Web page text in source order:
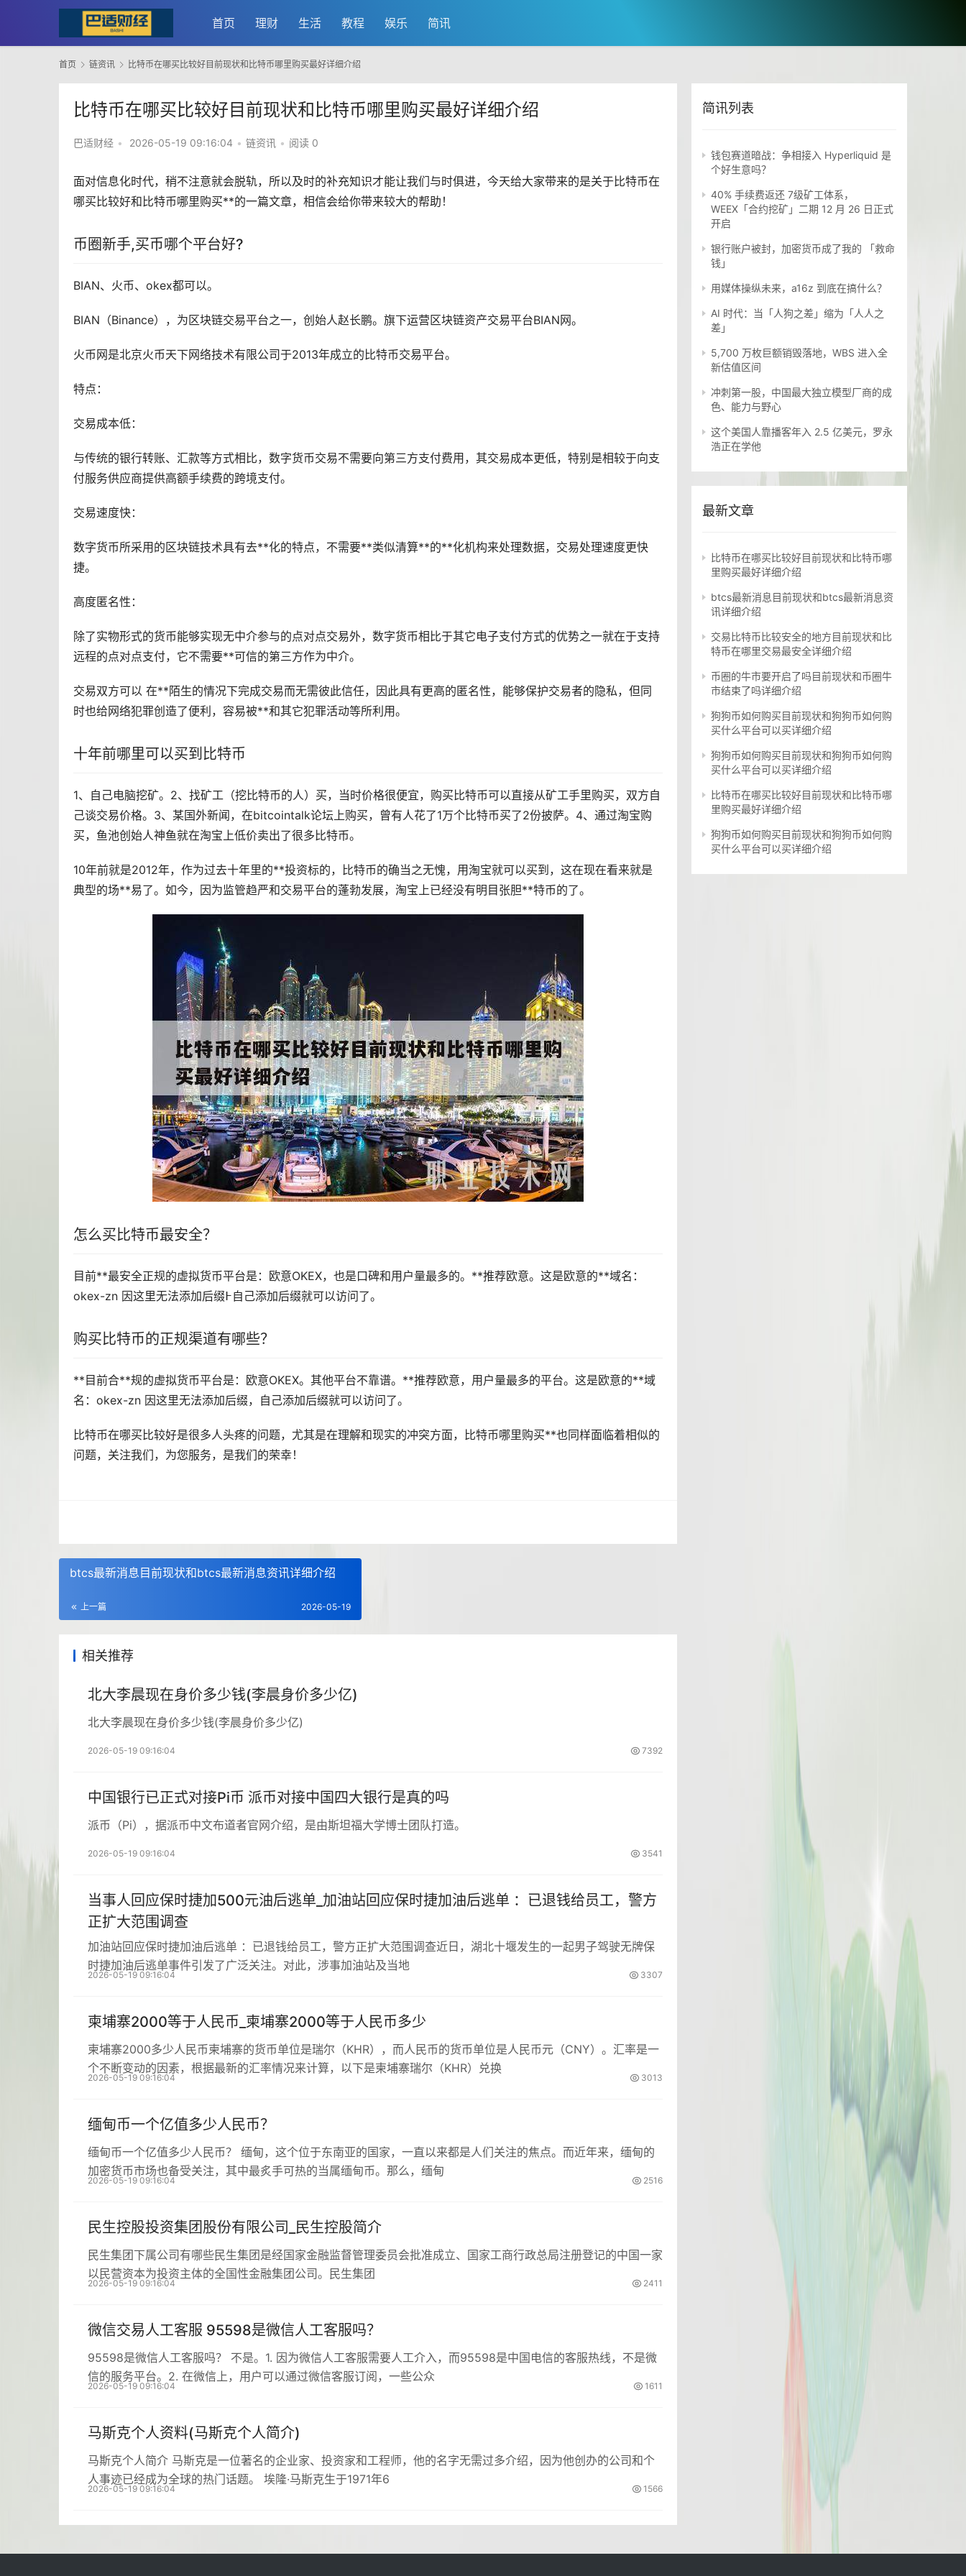
首页 理财 生活 教程 娱乐 简讯
首页 链资讯 比特币在哪买比较好目前现状和比特币哪里购买最好详细介绍
比特币在哪买比较好目前现状和比特币哪里购买最好详细介绍
巴适财经 • 2026-05-19 09:16:04 • 链资讯 • 阅读 0
面对信息化时代，稍不注意就会脱轨，所以及时的补充知识才能让我们与时俱进，今天给大家带来的是关于比特币在
哪买比较好和比特币哪里购买**的一篇文章，相信会给你带来较大的帮助！
币圈新手,买币哪个平台好?
BIAN、 火币、okex都可以。
BIAN（Binance），为区块链交易平台之一，创始人赵长鹏。旗下运营区块链资产交易平台BIAN网。
火币网是北京火币天下网络技术有限公司于2013年成立的比特币交易平台。
特点：
交易成本低：
与传统的银行转账、汇款等方式相比， 数字货币交易不需要向第三方支付费用，其交易成本更低，特别是相较于向支
付服务供应商提供高额手续费的跨境支付。
交易速度快：
数字货币所采用的区块链技术具有去**化的特点，不需要**类似清算**的**化机构来处理数据，交易处理速度更快
捷。
高度匿名性：
除了实物形式的货币能够实现无中介参与的点对点交易外，数字货币相比于其它电子支付方式的优势之一就在于支持
远程的点对点支付，它不需要**可信的第三方作为中介。
交易双方可以 在**陌生的情况下完成交易而无需彼此信任，因此具有更高的匿名性，能够保护交易者的隐私，但同
时也给网络犯罪创造了便利，容易被**和其它犯罪活动等所利用。
十年前哪里可以买到比特币
1、自己电脑挖矿。2、找矿工（挖比特币的人）买，当时价格很便宜，购买比特币可以直接从矿工手里购买，双方自
己谈交易价格。3、某国外新闻 ，在bitcointalk论坛上购买，曾有人花了1万个比特币买了2份披萨。4、通过淘宝购
买，鱼池创始人神鱼就在淘宝上低价卖出了很多比特币。
10年前就是2012年，作为过去十年里的**投资标的，比特币的确当之无愧，用淘宝就可以买到，这在现在看来就是
典型的场**易了。如今，因为监管趋严和交易平台的蓬勃发展，淘宝上已经没有明目张胆**特币的了。
怎么买比特币最安全？
目前**最安全正规的虚拟货币平台是： 欧意OKEX，也是口碑和用户量最多的。**推荐欧意。这是欧意的**域名：
okex-zn 因这里无法添加后缀߅自己添加后缀就可以访问了。
购买比特币的正规渠道有哪些？
**目前合**规的虚拟货币平台是：欧意OKEX。其他平台不靠谱。**推荐欧意，用户量最多的平台。这是欧意的**域
名：okex-zn 因这里无法添加后缀，自己添加后缀就可以访问了。
比特币在哪买比较好是很多人头疼的问题，尤其是在理解和现实的冲突方面，比特币哪里购买**也同样面临着相似的
问题，关注我们，为您服务，是我们的荣幸！
btcs最新消息目前现状和btcs最新消息资讯详细介绍
上一篇 2026-05-19
相关推荐
北大李晨现在身价多少钱(李晨身价多少亿)
北大李晨现在身价多少钱(李晨身价多少亿)
2026-05-19 09:16:04 7392
中国银行已正式对接Pi币 派币对接中国四大银行是真的吗
派币（Pi），据派币中文布道者官网介绍，是由斯坦福大学博士团队打造。
2026-05-19 09:16:04 3541
当事人回应保时捷加500元油后逃单_加油站回应保时捷加油后逃单 ：已退钱给员工，警方
正扩大范围调查
加油站回应保时捷加油后逃单 ：已退钱给员工，警方正扩大范围调查近日，湖北十堰发生的一起男子驾驶无牌保
时捷加油后逃单事件引发了广泛关注。对此，涉事加油站及当地
2026-05-19 09:16:04 3307
柬埔寨2000等于人民币_柬埔寨2000等于人民币多少
柬埔寨2000多少人民币柬埔寨的货币单位是瑞尔（KHR），而人民币的货币单位是人民币元（CNY）。汇率是一
个不断变动的因素，根据最新的汇率情况来计算，以下是柬埔寨瑞尔（KHR）兑换
2026-05-19 09:16:04 3013
缅甸币一个亿值多少人民币？
缅甸币一个亿值多少人民币？ 缅甸，这个位于东南亚的国家，一直以来都是人们关注的焦点。而近年来，缅甸的
加密货币市场也备受关注，其中最炙手可热的当属缅甸币。那么，缅甸
2026-05-19 09:16:04 2516
民生控股投资集团股份有限公司_民生控股简介
民生集团下属公司有哪些民生集团是经国家金融监督管理委员会批准成立、国家工商行政总局注册登记的中国一家
以民营资本为投资主体的全国性金融集团公司。民生集团
2026-05-19 09:16:04 2411
微信交易人工客服 95598是微信人工客服吗？
95598是微信人工客服吗？ 不是。1. 因为微信人工客服需要人工介入，而95598是中国电信的客服热线，不是微
信的服务平台。2. 在微信上，用户可以通过微信客服订阅，一些公众
2026-05-19 09:16:04 1611
马斯克个人资料(马斯克个人简介)
马斯克个人简介 马斯克是一位著名的企业家、投资家和工程师，他的名字无需过多介绍，因为他创办的公司和个
人事迹已经成为全球的热门话题。 埃隆·马斯克生于1971年6
2026-05-19 09:16:04 1566
简讯列表
钱包赛道暗战：争相接入 Hyperliquid 是
个好生意吗？
40% 手续费返还 7级矿工体系，
WEEX「合约挖矿」二期 12 月 26 日正式
开启
银行账户被封，加密货币成了我的 「救命
钱」
用媒体操纵未来，a16z 到底在搞什么？
AI 时代：当「人狗之差」缩为「人人之
差」
5,700 万枚巨额销毁落地，WBS 进入全
新估值区间
冲刺第一股，中国最大独立模型厂商的成
色、能力与野心
这个美国人靠播客年入 2.5 亿美元，罗永
浩正在学他
最新文章
比特币在哪买比较好目前现状和比特币哪
里购买最好详细介绍
btcs最新消息目前现状和btcs最新消息资
讯详细介绍
交易比特币比较安全的地方目前现状和比
特币在哪里交易最安全详细介绍
币圈的牛市要开启了吗目前现状和币圈牛
市结束了吗详细介绍
狗狗币如何购买目前现状和狗狗币如何购
买什么平台可以买详细介绍
狗狗币如何购买目前现状和狗狗币如何购
买什么平台可以买详细介绍
比特币在哪买比较好目前现状和比特币哪
里购买最好详细介绍
狗狗币如何购买目前现状和狗狗币如何购
买什么平台可以买详细介绍